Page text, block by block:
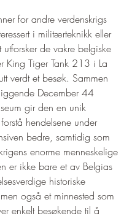
for andre verdenskrigs
i militærteknikk eller
utforsker de vakre belgiske
King Tiger Tank 213 i La
verdt et besøk. Sammen
December 44
gir den en unik
hendelsene under
bedre, samtidig som
enorme menneskelige
er ikke bare et av Belgias
historiske
også et minnested som
enkelt besøkende til å